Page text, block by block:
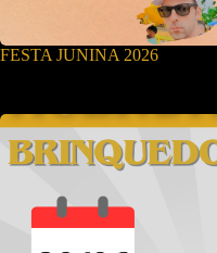
FESTA JUNINA 2026